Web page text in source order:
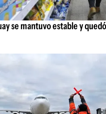
se mantuvo estable y